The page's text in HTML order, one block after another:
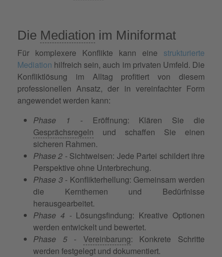
Die Mediation im Miniformat
Für komplexere Konflikte kann eine strukturierte
Mediation hilfreich sein, auch im privaten Umfeld. Die
Konfliktlösung im Alltag profitiert von diesem
professionellen Ansatz, der in vereinfachter Form
angewendet werden kann:
Phase 1 - Eröffnung: Klären Sie die
Gesprächsregeln und schaffen Sie einen
sicheren Rahmen.
Phase 2 -Sichtweisen: Jede Partei schildert ihre
Perspektive ohne Unterbrechung.
Phase 3 - Konflikterhellung: Gemeinsam werden
die Kernthemen und Bedürfnisse
herausgearbeitet.
Phase 4 - Lösungsfindung: Kreative Optionen
werden entwickelt und bewertet.
Phase 5- Vereinbarung: Konkrete Schritte
werden festgelegt und dokumentiert.